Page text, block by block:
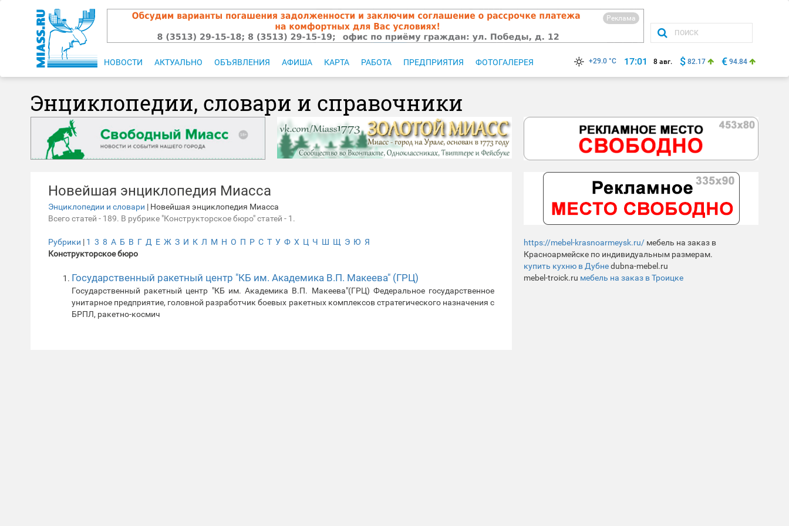
Реклама
НОВОСТИ АКТУАЛЬНО ОБЪЯВЛЕНИЯ АФИША КАРТА РАБОТА ПРЕДПРИЯТИЯ ФОТОГАЛЕРЕЯ +29.0 °C 17:01 8 авг. $ 82.17 € 94.84
Энциклопедии, словари и справочники
Новейшая энциклопедия Миасса
Энциклопедии и словари | Новейшая энциклопедия Миасса
Всего статей - 189. В рубрике "Конструкторское бюро" статей - 1.
Рубрики | 1 3 8 А Б В Г Д Е Ж З И К Л М Н О П Р С Т У Ф Х Ц Ч Ш Щ Э Ю Я
Конструкторское бюро
Государственный ракетный центр "КБ им. Академика В.П. Макеева" (ГРЦ)
Государственный ракетный центр "КБ им. Академика В.П. Макеева"(ГРЦ) Федеральное государственное
унитарное предприятие, головной разработчик боевых ракетных комплексов стратегического назначения с
БРПЛ, ракетно-космич
https://mebel-krasnoarmeysk.ru/ мебель на заказ в
Красноармейске по индивидуальным размерам.
купить кухню в Дубнеdubna-mebel.ru
mebel-troick.ru мебель на заказ в Троицке